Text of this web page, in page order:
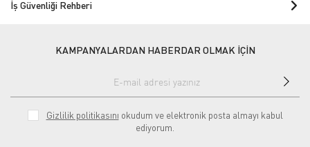
İş Güvenliği Rehberi
KAMPANYALARDAN HABERDAR OLMAK İÇİN
Gizlilik politikasını okudum ve elektronik posta almayı kabul
ediyorum.